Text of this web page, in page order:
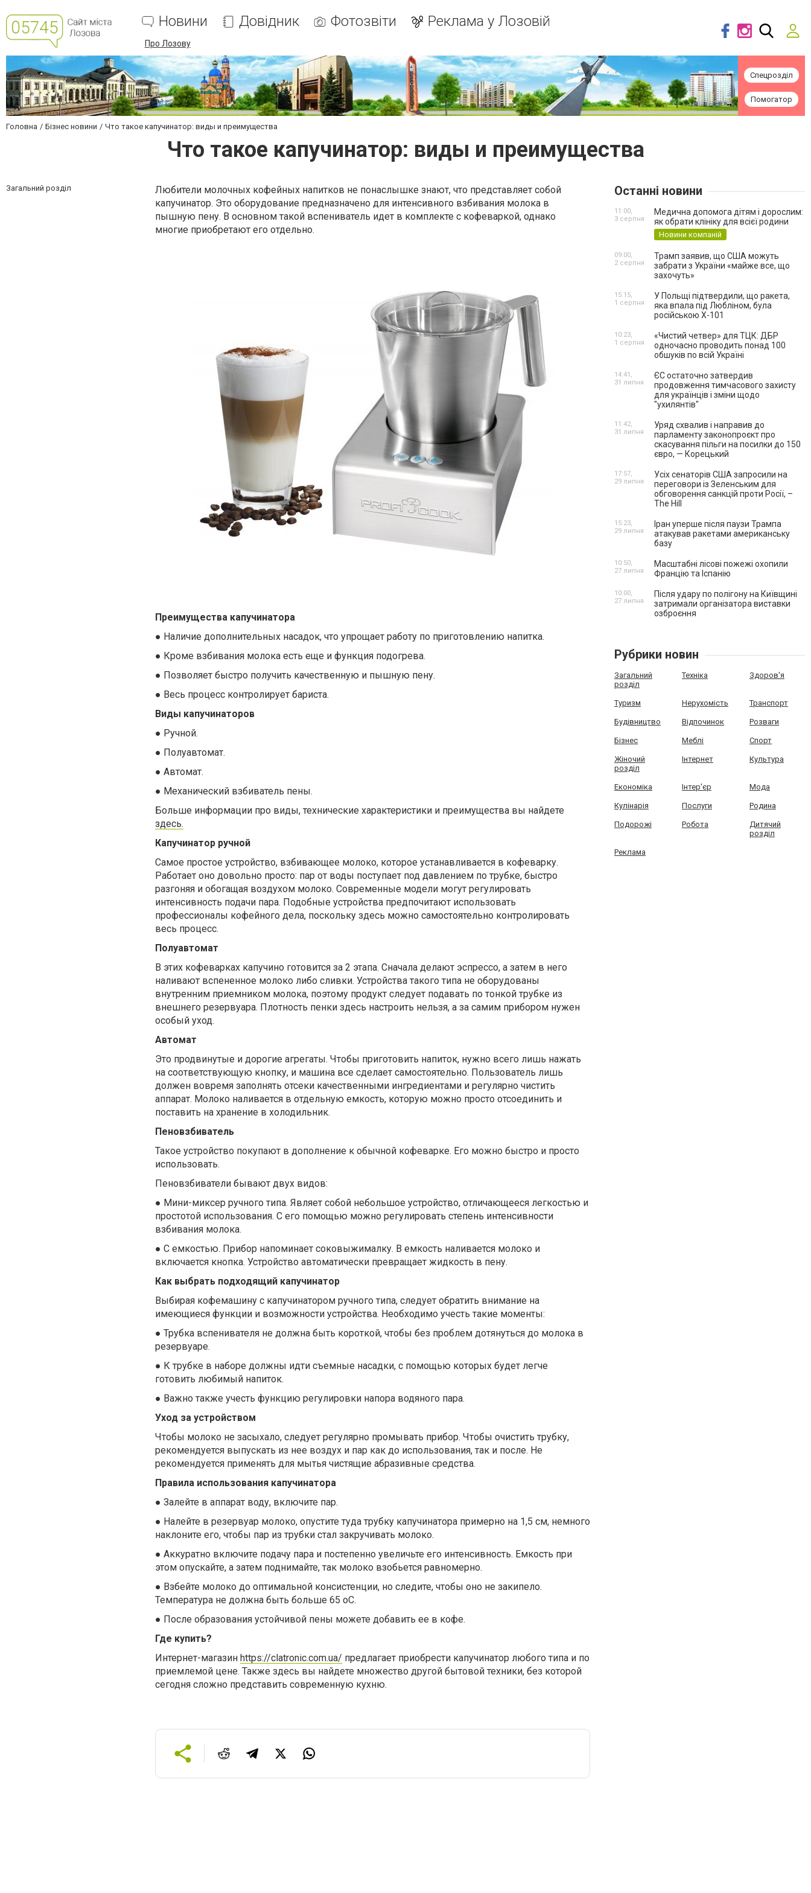
Новини Довідник Фотозвіти Реклама у Лозовій
Про Лозову
Спецрозділ
Помогатор
Головна Бізнес новини Что такое капучинатор: виды и преимущества
Что такое капучинатор: виды и преимущества
Загальний розділ
Любители молочных кофейных напитков не понаслышке знают, что представляет собой
капучинатор. Это оборудование предназначено для интенсивного взбивания молока в
пышную пену. В основном такой вспениватель идет в комплекте с кофеваркой, однако
многие приобретают его отдельно.
Преимущества капучинатора
● Наличие дополнительных насадок, что упрощает работу по приготовлению напитка.
● Кроме взбивания молока есть еще и функция подогрева.
● Позволяет быстро получить качественную и пышную пену.
● Весь процесс контролирует бариста.
Виды капучинаторов
● Ручной.
● Полуавтомат.
● Автомат.
● Механический взбиватель пены.
Больше информации про виды, технические характеристики и преимущества вы найдете
здесь.
Капучинатор ручной
Самое простое устройство, взбивающее молоко, которое устанавливается в кофеварку.
Работает оно довольно просто: пар от воды поступает под давлением по трубке, быстро
разгоняя и обогащая воздухом молоко. Современные модели могут регулировать
интенсивность подачи пара. Подобные устройства предпочитают использовать
профессионалы кофейного дела, поскольку здесь можно самостоятельно контролировать
весь процесс.
Полуавтомат
В этих кофеварках капучино готовится за 2 этапа. Сначала делают эспрессо, а затем в него
наливают вспененное молоко либо сливки. Устройства такого типа не оборудованы
внутренним приемником молока, поэтому продукт следует подавать по тонкой трубке из
внешнего резервуара. Плотность пенки здесь настроить нельзя, а за самим прибором нужен
особый уход.
Автомат
Это продвинутые и дорогие агрегаты. Чтобы приготовить напиток, нужно всего лишь нажать
на соответствующую кнопку, и машина все сделает самостоятельно. Пользователь лишь
должен вовремя заполнять отсеки качественными ингредиентами и регулярно чистить
аппарат. Молоко наливается в отдельную емкость, которую можно просто отсоединить и
поставить на хранение в холодильник.
Пеновзбиватель
Такое устройство покупают в дополнение к обычной кофеварке. Его можно быстро и просто
использовать.
Пеновзбиватели бывают двух видов:
● Мини-миксер ручного типа. Являет собой небольшое устройство, отличающееся легкостью и
простотой использования. С его помощью можно регулировать степень интенсивности
взбивания молока.
● С емкостью. Прибор напоминает соковыжималку. В емкость наливается молоко и
включается кнопка. Устройство автоматически превращает жидкость в пену.
Как выбрать подходящий капучинатор
Выбирая кофемашину с капучинатором ручного типа, следует обратить внимание на
имеющиеся функции и возможности устройства. Необходимо учесть такие моменты:
● Трубка вспенивателя не должна быть короткой, чтобы без проблем дотянуться до молока в
резервуаре.
● К трубке в наборе должны идти съемные насадки, с помощью которых будет легче
готовить любимый напиток.
● Важно также учесть функцию регулировки напора водяного пара.
Уход за устройством
Чтобы молоко не засыхало, следует регулярно промывать прибор. Чтобы очистить трубку,
рекомендуется выпускать из нее воздух и пар как до использования, так и после. Не
рекомендуется применять для мытья чистящие абразивные средства.
Правила использования капучинатора
● Залейте в аппарат воду, включите пар.
● Налейте в резервуар молоко, опустите туда трубку капучинатора примерно на 1,5 см, немного
наклоните его, чтобы пар из трубки стал закручивать молоко.
● Аккуратно включите подачу пара и постепенно увеличьте его интенсивность. Емкость при
этом опускайте, а затем поднимайте, так молоко взобьется равномерно.
● Взбейте молоко до оптимальной консистенции, но следите, чтобы оно не закипело.
Температура не должна быть больше 65 оС.
● После образования устойчивой пены можете добавить ее в кофе.
Где купить?
Интернет-магазин https://clatronic.com.ua/ предлагает приобрести капучинатор любого типа и по
приемлемой цене. Также здесь вы найдете множество другой бытовой техники, без которой
сегодня сложно представить современную кухню.
Останні новини
Медична допомога дітям і дорослим:
як обрати клініку для всієї родини
Новини компаній
11:00,
3 серпня
Трамп заявив, що США можуть
забрати з України «майже все, що
захочуть»
09:00,
2 серпня
У Польщі підтвердили, що ракета,
яка впала під Любліном, була
російською Х-101
15:15,
1 серпня
«Чистий четвер» для ТЦК: ДБР
одночасно проводить понад 100
обшуків по всій Україні
10:23,
1 серпня
ЄС остаточно затвердив
продовження тимчасового захисту
для українців і зміни щодо
"ухилянтів"
14:41,
31 липня
Уряд схвалив і направив до
парламенту законопроєкт про
скасування пільги на посилки до 150
євро, — Корецький
11:42,
31 липня
Усіх сенаторів США запросили на
переговори із Зеленським для
обговорення санкцій проти Росії, –
The Hill
17:57,
29 липня
Іран уперше після паузи Трампа
атакував ракетами американську
базу
15:23,
29 липня
Масштабні лісові пожежі охопили
Францію та Іспанію
10:50,
27 липня
Після удару по полігону на Київщині
затримали організатора виставки
озброєння
10:00,
27 липня
Рубрики новин
Загальний
розділ
Техніка Здоров'я
Туризм Нерухомість Транспорт
Будівництво Відпочинок Розваги
Бізнес Меблі Спорт
Жіночий
розділ
Інтернет Культура
Економіка Інтер'єр Мода
Кулінарія Послуги Родина
Подорожі Робота
Дитячий
розділ
Реклама